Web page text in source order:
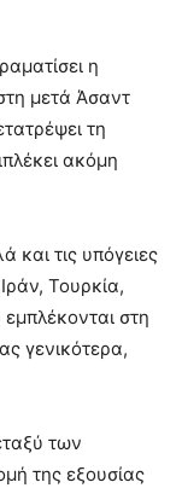
η
μετά Άσαντ
τη
ακόμη
και τις υπόγειες
Τουρκία,
στη
γενικότερα,
των
της εξουσίας